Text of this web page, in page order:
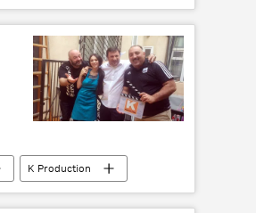
K Production